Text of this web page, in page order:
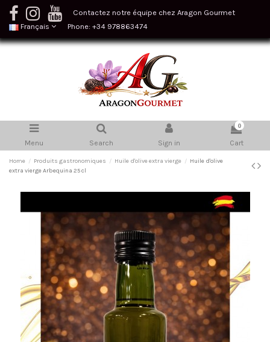
Contactez notre équipe chez Aragon Gourmet
Français
Phone: +34 978863474
Menu Search Sign in
0
Cart
Home Produits gastronomiques Huile d'olive extra vierge
Huile d'olive
extra vierge Arbequina 25 cl